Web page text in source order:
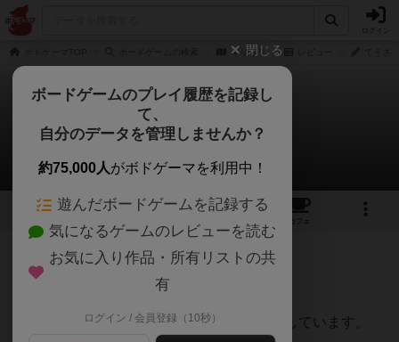
ギリギリ
ギリギリ
てうさんのレビュー
3 1 7
カフェ
190名 0名 0 10ヶ月前
様々なボードゲームのレビュー記事を掲載しています。
閉じる
ボードゲームのプレイ履歴を記録し
て、
自分のデータを管理しませんか？
約75,000人がボドゲーマを利用中！
遊んだボードゲームを記録する
気になるゲームのレビューを読む
お気に入り作品・所有リストの共
有
ログイン / 会員登録（10秒）